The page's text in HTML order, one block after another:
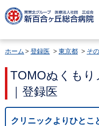
ホーム 登録医 東京都 そ
TOMOぬくも
｜登録医
クリニックよりひとこ